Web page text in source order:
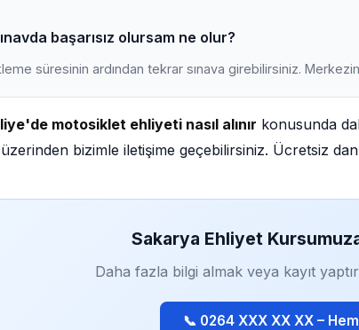
başarısız olursam ne olur?
süresinin ardından tekrar sınava girebilirsiniz.
motosiklet ehliyeti nasıl alınır konusunda
bizimle iletişime geçebilirsiniz. Ücretsiz
Sakarya Ehliyet
Daha fazla bilgi almak veya kayıt
📞 0264 XXX XX XX –